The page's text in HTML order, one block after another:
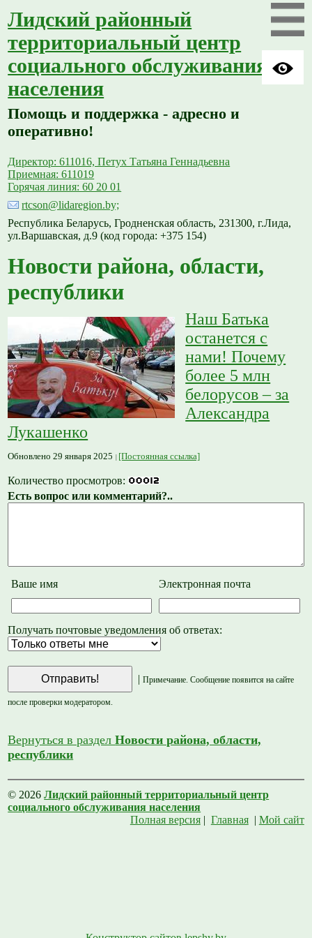
Лидский районный
территориальный центр
социального обслуживания
населения
Помощь и поддержка - адресно и
оперативно!
Директор: 611016, Петух Татьяна Геннадьевна
Приемная: 611019
Горячая линия: 60 20 01
rtcson@lidaregion.by;
Республика Беларусь, Гродненская область, 231300, г.Лида,
ул.Варшавская, д.9 (код города: +375 154)
Новости района, области,
республики
Наш Батька
останется с
нами! Почему
более 5 млн
белорусов – за
Александра
Лукашенко
Обновлено 29 января 2025 [Постоянная ссылка]
Количество просмотров:
Есть вопрос или комментарий?..
Ваше имя Электронная почта
Получать почтовые уведомления об ответах:
Примечание. Сообщение появится на сайте
после проверки модератором.
Вернуться в разделНовости района, области,
республики
© 2026Лидский районный территориальный центр
социального обслуживания населения
Полная версия| Главная| Мой сайт